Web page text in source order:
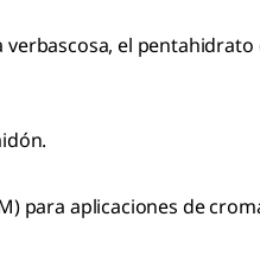
el pentahidrato
para aplicaciones de